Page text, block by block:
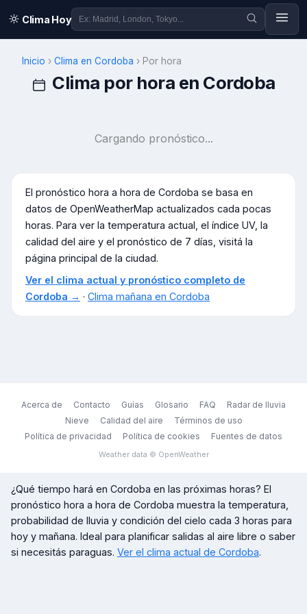
Clima Hoy
Inicio › Clima en Cordoba › Por hora
Clima por hora en Cordoba
Cargando pronóstico...
El pronóstico hora a hora de Cordoba se basa en
datos de OpenWeatherMap actualizados cada pocas
horas. Para ver la temperatura actual, el índice UV, la
calidad del aire y el pronóstico de 7 días, visitá la
página principal de la ciudad.
Ver el clima actual y pronóstico completo de
Cordoba → · Clima mañana en Cordoba
Acerca de Contacto Guías Glosario FAQ
Radar de lluvia
Nieve
Calidad del aire
Términos de uso
Política de privacidad
Política de cookies Fuentes de datos
Weather data © OpenWeather
¿Qué tiempo hará en Cordoba en las próximas horas? El
pronóstico hora a hora de Cordoba muestra la temperatura,
probabilidad de lluvia y condición del cielo cada 3 horas para
hoy y mañana. Ideal para planificar salidas al aire libre o saber
si necesitás paraguas. Ver el clima actual de Cordoba.